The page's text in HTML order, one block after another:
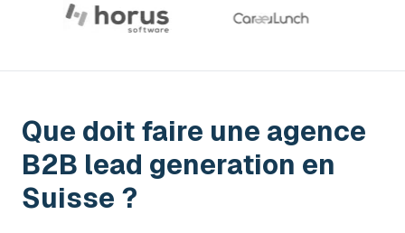
Que doit faire une agence
B2B lead generation en
Suisse ?